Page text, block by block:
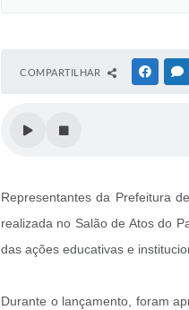
COMPARTILHAR
Representantes da Prefeitura
realizada no Salão de Atos do
das ações educativas e
Durante o lançamento, foram